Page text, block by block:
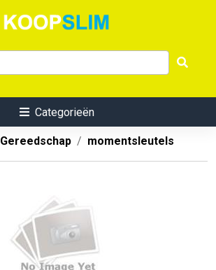
Categorieën
Gereedschap momentsleutels